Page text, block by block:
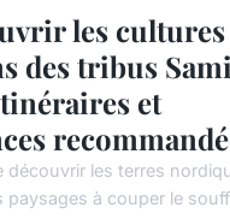
les
des tribus
et
découvrir les terres
paysages à couper le